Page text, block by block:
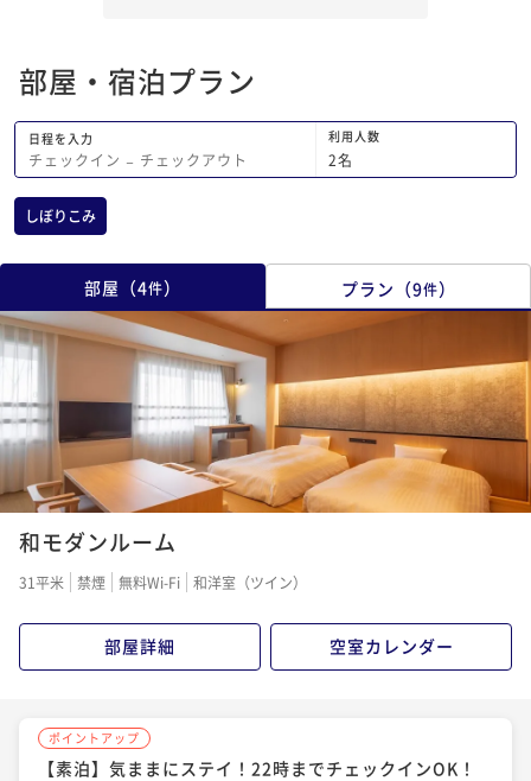
部屋・宿泊プラン
日程を入力
チェックイン − チェックアウト
利用人数
2名
しぼりこみ
部屋 （4件） プラン （9件）
和モダンルーム
31平米 禁煙 無料Wi-Fi 和洋室（ツイン）
部屋詳細 空室カレンダー
ポイントアップ
【素泊】気ままにステイ！22時までチェックインOK！